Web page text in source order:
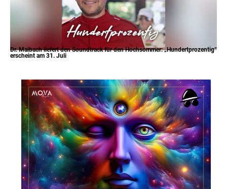
Dr. Maibach liefert den Soundtrack für den Hochsommer: „Hundertprozentig“
erscheint am 31. Juli